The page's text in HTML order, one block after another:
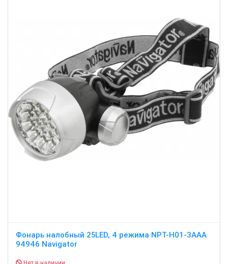
Фонарь налобный 25LED, 4 режима NPT-H01-3AAA
94946 Navigator
Нет в наличии